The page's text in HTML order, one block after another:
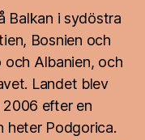
Balkan i sydöstra
Bosnien och
och Albanien, och
Landet blev
efter en
heter Podgorica.